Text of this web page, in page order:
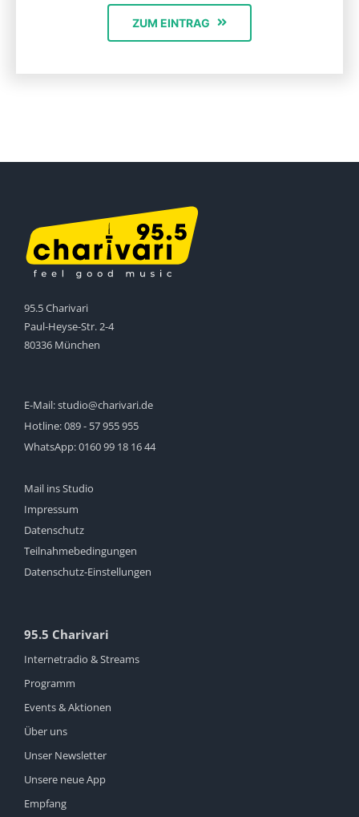
ZUM EINTRAG
95.5 Charivari
Paul-Heyse-Str. 2-4
80336 München
E-Mail:studio@charivari.de
Hotline:089 - 57 955 955
WhatsApp:0160 99 18 16 44
Mail ins Studio
Impressum
Datenschutz
Teilnahmebedingungen
Datenschutz-Einstellungen
95.5 Charivari
Internetradio & Streams
Programm
Events & Aktionen
Über uns
Unser Newsletter
Unsere neue App
Empfang